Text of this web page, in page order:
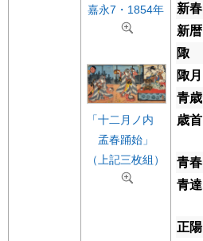
嘉永7・1854年
「十二月ノ内
孟春踊始」
（上記三枚組）
新春
新暦
陬
陬月
青歳
歳首
青春
青達
正陽